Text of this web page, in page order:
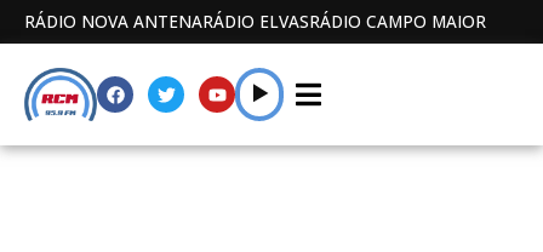
RÁDIO NOVA ANTENARÁDIO ELVASRÁDIO CAMPO MAIOR